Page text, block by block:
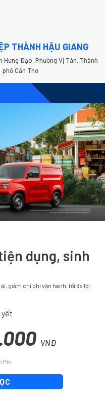
THÀNH HẬU GIANG
Hưng Đạo, Phường Vị Tân, Thành
phố Cần Thơ
dụng, sinh
giảm chi phí vận hành, tối đa lợi
yết
VNĐ
Pin